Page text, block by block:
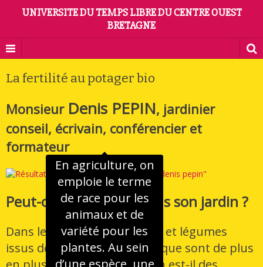
UNIVERSITE DU TEMPS LIBRE DU CENTRE OUEST
BRETAGNE
La fertilité au potager bio
Monsieur Denis PEPIN, jardinier
conseil, écrivain, conférencier et
formateur
Peut-on faire du bio dans son jardin ?
Dans le commerce, les fruits et légumes
issus de l'agriculture biologique sont de plus
En agriculture, on
emploie le terme
de race pour les
animaux et de
variété pour les
plantes. Au sein
d’une espèce, une